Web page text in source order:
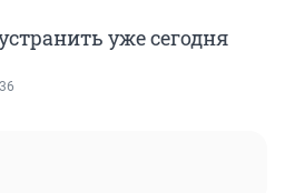
уже сегодня